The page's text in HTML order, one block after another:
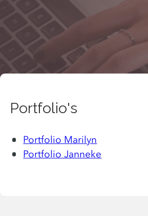
Portfolio's
Portfolio Marilyn
Portfolio Janneke